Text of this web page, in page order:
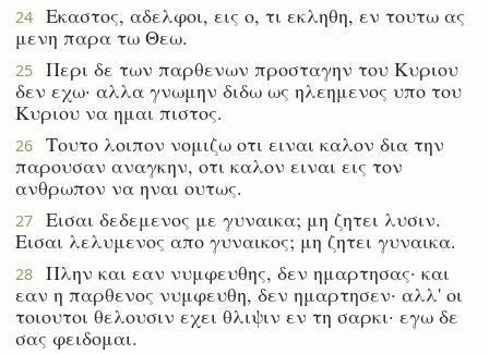
24
Εκαστος, αδελφοι, εις ο, τι εκληθη, εν τουτω ας
μενη παρα τω Θεω.
25
Περι δε των παρθενων προσταγην του Κυριου
δεν εχω· αλλα γνωμην διδω ως ηλεημενος υπο του
Κυριου να ημαι πιστος.
26
Τουτο λοιπον νομιζω οτι ειναι καλον δια την
παρουσαν αναγκην, οτι καλον ειναι εις τον
ανθρωπον να ηναι ουτως.
27
Εισαι δεδεμενος με γυναικα; μη ζητει λυσιν.
Εισαι λελυμενος απο γυναικος; μη ζητει γυναικα.
28
Πλην και εαν νυμφευθης, δεν ημαρτησας· και
εαν η παρθενος νυμφευθη, δεν ημαρτησεν· αλλ' οι
τοιουτοι θελουσιν εχει θλιψιν εν τη σαρκι· εγω δε
σας φειδομαι.